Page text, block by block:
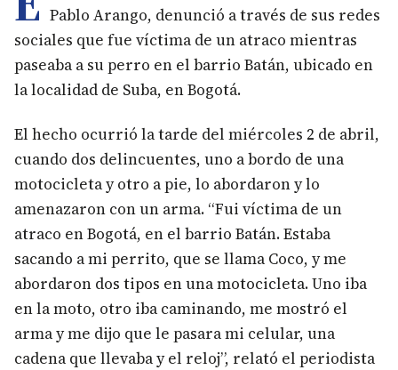
Pablo Arango, denunció a través de sus redes
sociales que fue víctima de un atraco mientras
paseaba a su perro en el barrio Batán, ubicado en
la localidad de Suba, en Bogotá.
El hecho ocurrió la tarde del miércoles 2 de abril,
cuando dos delincuentes, uno a bordo de una
motocicleta y otro a pie, lo abordaron y lo
amenazaron con un arma. “Fui víctima de un
atraco en Bogotá, en el barrio Batán. Estaba
sacando a mi perrito, que se llama Coco, y me
abordaron dos tipos en una motocicleta. Uno iba
en la moto, otro iba caminando, me mostró el
arma y me dijo que le pasara mi celular, una
cadena que llevaba y el reloj”, relató el periodista